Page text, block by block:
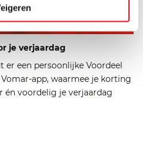
je verjaardag
er een persoonlijke Voordeel
app, waarmee je korting
én voordelig je verjaardag